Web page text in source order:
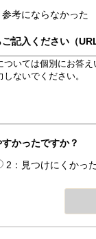
参考にならなかった
記入ください（
かったですか？
2：見つけにくかっ